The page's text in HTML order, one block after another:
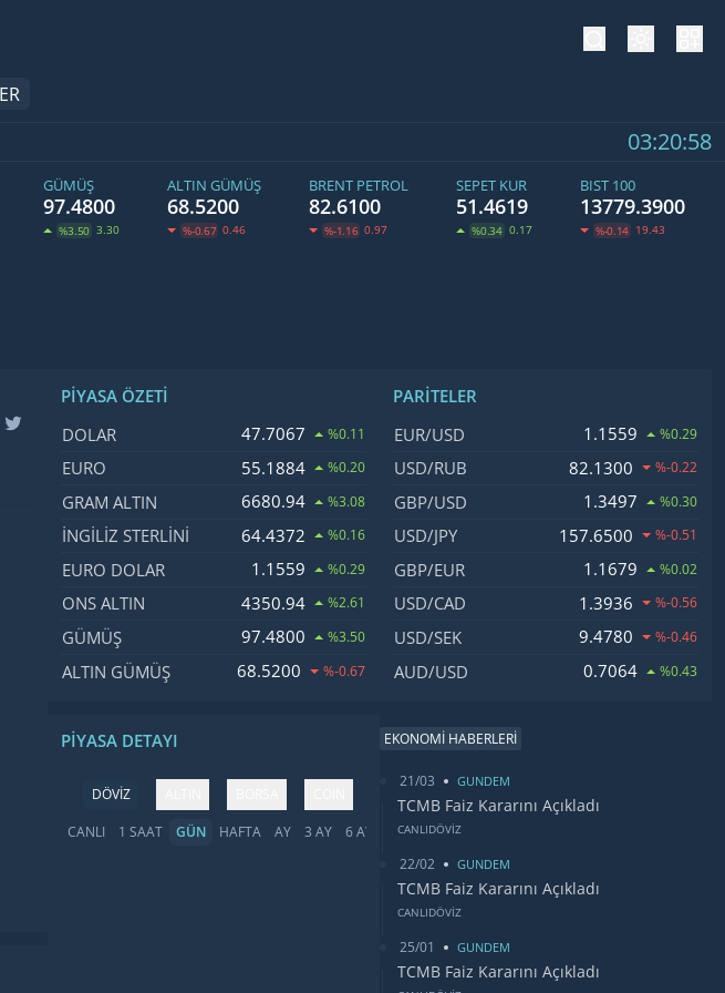
03:20:59
GÜMÜŞ
97.4800
%3.50 3.30
ALTIN GÜMÜŞ
68.5200
%-0.67 0.46
BRENT PETROL
82.6100
%-1.16 0.97
SEPET KUR
51.4619
%0.34 0.17
BIST 100
13779.3900
%-0.14 19.43
PIYASA ÖZETI
İsim, Kod Fiyat, Değişim
DOLAR 47.7067 %0.11
EURO 55.1884 %0.20
GRAM ALTIN 6680.94 %3.08
İNGILIZ STERLINI 64.4372 %0.16
EURO DOLAR 1.1559 %0.29
ONS ALTIN 4350.94 %2.61
GÜMÜŞ 97.4800 %3.50
ALTIN GÜMÜŞ 68.5200 %-0.67
PIYASA DETAYI
DÖVİZ
CANLI
1 SAAT GÜN HAFTA AY 3 AY 6 AY YIL 5 YIL TÜMÜ
PARITELER
İsim, Kod Fiyat, Değişim
EUR/USD 1.1559 %0.29
USD/RUB 82.1300 %-0.22
GBP/USD 1.3497 %0.30
USD/JPY 157.6500 %-0.51
GBP/EUR 1.1679 %0.02
USD/CAD 1.3936 %-0.56
USD/SEK 9.4780 %-0.46
AUD/USD 0.7064 %0.43
EKONOMİ HABERLERİ
21/03 GUNDEM
TCMB Faiz Kararını Açıkladı
CANLIDÖVİZ
22/02 GUNDEM
TCMB Faiz Kararını Açıkladı
CANLIDÖVİZ
25/01 GUNDEM
TCMB Faiz Kararını Açıkladı